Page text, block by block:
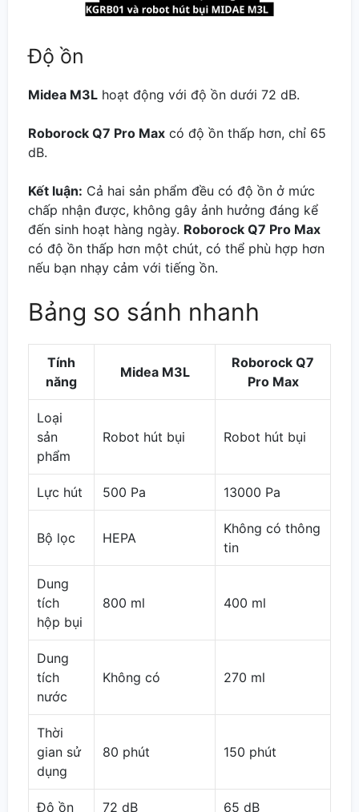
Độ ồn
Midea M3L hoạt động với độ ồn dưới 72 dB.
Roborock Q7 Pro Max có độ ồn thấp hơn, chỉ 65
dB.
Kết luận: Cả hai sản phẩm đều có độ ồn ở mức
chấp nhận được, không gây ảnh hưởng đáng kể
đến sinh hoạt hàng ngày. Roborock Q7 Pro Max
có độ ồn thấp hơn một chút, có thể phù hợp hơn
nếu bạn nhạy cảm với tiếng ồn.
Bảng so sánh nhanh
Tính
năng
Midea M3L
Roborock Q7
Pro Max
Loại
sản
phẩm
Robot hút bụi Robot hút bụi
Lực hút 500 Pa 13000 Pa
Bộ lọc HEPA
Không có thông
tin
Dung
tích
hộp bụi
800 ml 400 ml
Dung
tích
nước
Không có 270 ml
Thời
gian sử
dụng
80 phút 150 phút
Độ ồn 72 dB 65 dB